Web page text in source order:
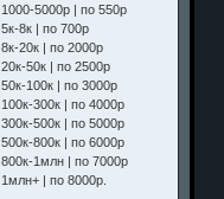
1000-5000р | по 550р
5к-8к | по 700р
8к-20к | по 2000р
20к-50к | по 2500р
50к-100к | по 3000р
100к-300к | по 4000р
300к-500к | по 5000р
500к-800к | по 6000р
800к-1млн | по 7000р
1млн+ | по 8000р.